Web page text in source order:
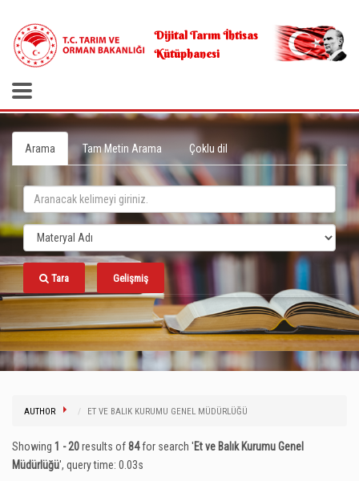
Dijital Tarım İhtisas
Kütüphanesi
Arama Tam Metin Arama Çoklu dil
Tara Gelişmiş
AUTHOR ET VE BALIK KURUMU GENEL MÜDÜRLÜĞÜ
Showing 1 - 20results of84for search 'Et ve Balık Kurumu Genel
Müdürlüğü', query time: 0.03s